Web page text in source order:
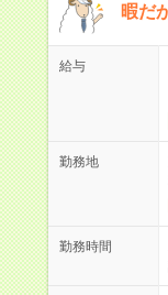
暇だ
給与
勤務地
勤務時間